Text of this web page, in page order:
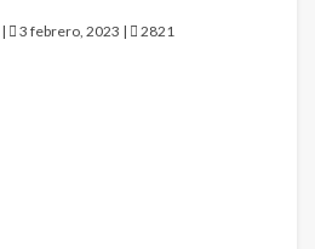
| 3 febrero, 2023 | 2821